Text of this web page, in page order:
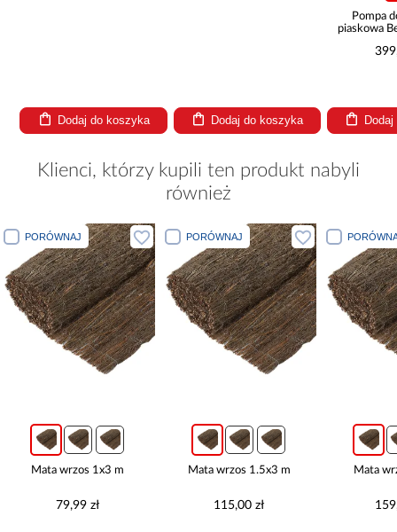
Dodaj do koszyka Dodaj do koszyka
Pompa
piaskowa
Klienci, którzy kupili ten produkt nabyli
również
1x3 m
PORÓWNAJ
Mata wrzos 1.5x3 m
PORÓWNAJ
Mata wrzos 2x3 m